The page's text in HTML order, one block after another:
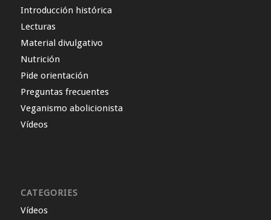
Introducción histórica
Lecturas
Material divulgativo
Nutrición
Pide orientación
Preguntas frecuentes
Veganismo abolicionista
Vídeos
CATEGORIES
Vídeos